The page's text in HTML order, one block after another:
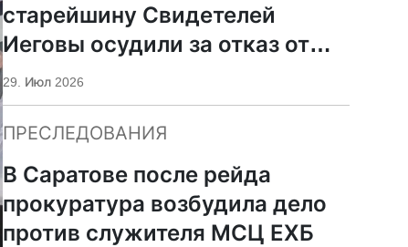
старейшину Свидетелей
Иеговы осудили за отказ от
мобилизации
29. Июл 2026
ПРЕСЛЕДОВАНИЯ
В Саратове после рейда
прокуратура возбудила дело
против служителя МСЦ ЕХБ